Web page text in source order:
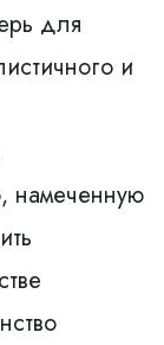
для
и
намеченную